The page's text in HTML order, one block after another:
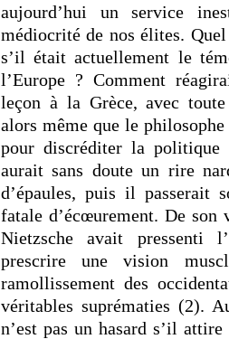
aujourd’hui un service
médiocrité de nos élites.
s’il était actuellement le
l’Europe ? Comment
leçon à la Grèce, avec toute
alors même que le
pour discréditer la politique
aurait sans doute un rire
d’épaules, puis il passerait
fatale d’écœurement. De
Nietzsche avait pressenti
prescrire une vision
ramollissement des
véritables suprématies (2).
n’est pas un hasard s’il